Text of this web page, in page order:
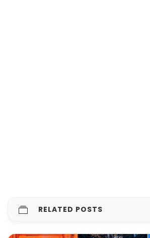
RELATED POSTS